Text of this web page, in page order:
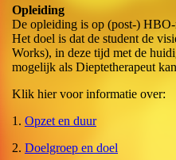
Opleiding
De opleiding is op (post-)
Het doel is dat de student de
Works), in deze tijd met de
mogelijk als Dieptetherapeut
Klik hier voor informatie over:
1. Opzet en duur
2. Doelgroep en doel